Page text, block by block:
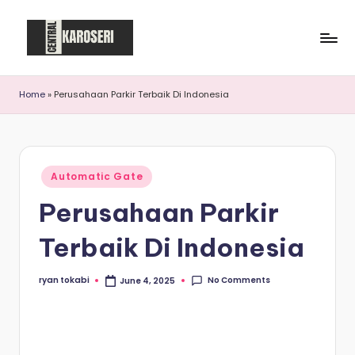
e
n
t
Home» Perusahaan Parkir Terbaik Di Indonesia
Posted
in
Automatic Gate
Perusahaan Parkir
Terbaik Di Indonesia
Posted
ryan tokabi June 4, 2025 No Comments